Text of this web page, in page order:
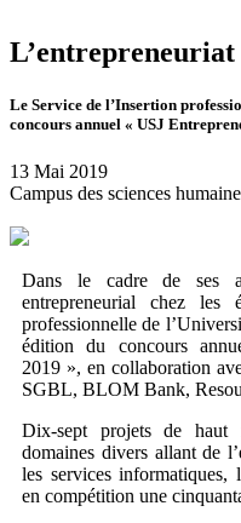
L’entrepreneuriat
Le Service de l’Insertion
concours annuel « USJ
13 Mai 2019
Campus des sciences
Dans le cadre de ses
entrepreneurial chez les
professionnelle de
édition du concours
2019 », en collaboration
SGBL, BLOM Bank,
Dix-sept projets de haut
domaines divers allant de
les services
en compétition une